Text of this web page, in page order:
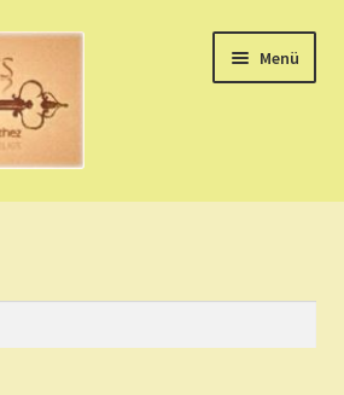
Menü